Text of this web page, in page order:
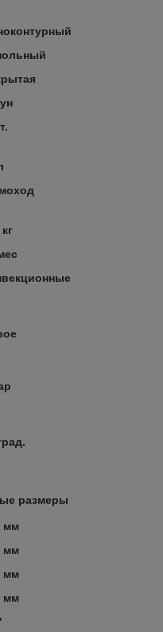
размеры
мм
мм
мм
мм